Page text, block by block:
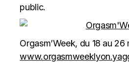
public.
Orgasm’Week, du 18 au 26